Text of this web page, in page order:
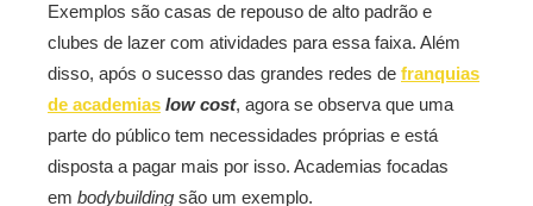
Exemplos são casas de repouso de alto padrão e
clubes de lazer com atividades para essa faixa. Além
disso, após o sucesso das grandes redes de franquias
de academias low cost, agora se observa que uma
parte do público tem necessidades próprias e está
disposta a pagar mais por isso. Academias focadas
em bodybuilding são um exemplo.